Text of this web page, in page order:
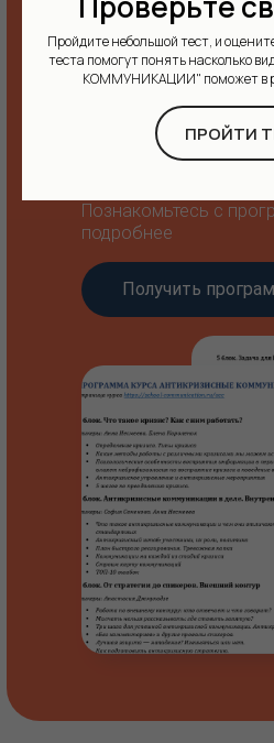
Пройдите небольшой тест, и
теста помогут понять насколько
КОММУНИКАЦИИ" поможет в
ПРОЙТИ
Хотите
программу
Познакомьтесь с
подробнее
Получить